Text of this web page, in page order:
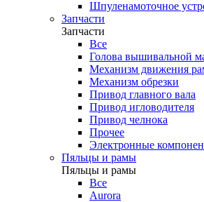
Шпуленамоточное
Запчасти
Запчасти
Все
Голова вышивальной
Механизм движения
Механизм обрезки
Привод главного вала
Привод игловодителя
Привод челнока
Прочее
Электронные
Пяльцы и рамы
Пяльцы и рамы
Все
Aurora